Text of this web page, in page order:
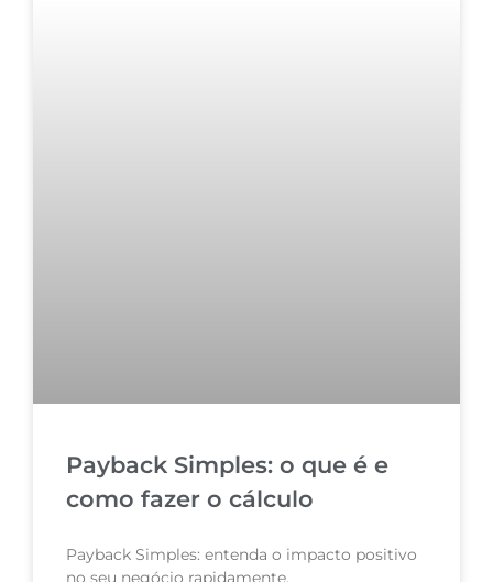
Payback Simples: o que é e
como fazer o cálculo
Payback Simples: entenda o impacto positivo
no seu negócio rapidamente.